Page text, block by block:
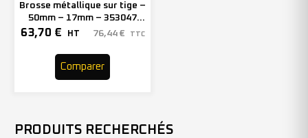
Brosse métallique sur tige –
50mm – 17mm – 353047
(x10)
63,70 € HT 76,44 € TTC
Comparer
PRODUITS RECHERCHÉS